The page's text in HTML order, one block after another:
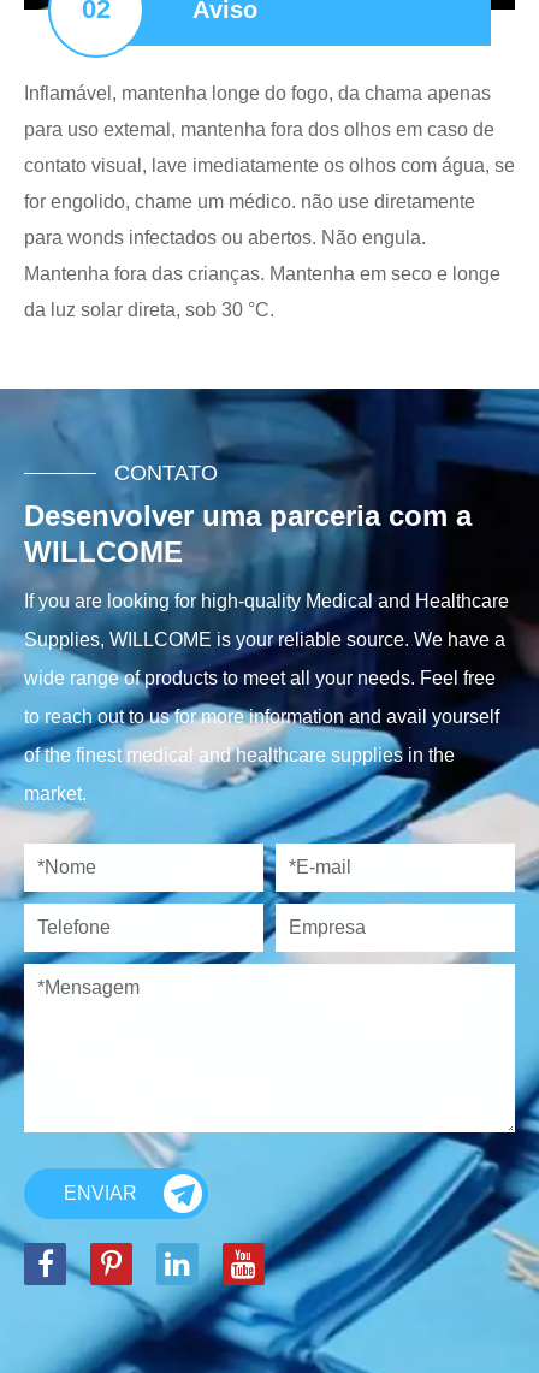
02 Aviso
Inflamável, mantenha longe do fogo, da chama apenas
para uso extemal, mantenha fora dos olhos em caso de
contato visual, lave imediatamente os olhos com água, se
for engolido, chame um médico. não use diretamente
para wonds infectados ou abertos. Não engula.
Mantenha fora das crianças. Mantenha em seco e longe
da luz solar direta, sob 30 °C.
CONTATO
Desenvolver uma parceria com a
WILLCOME
If you are looking for high-quality Medical and Healthcare
Supplies, WILLCOME is your reliable source. We have a
wide range of products to meet all your needs. Feel free
to reach out to us for more information and avail yourself
of the finest medical and healthcare supplies in the
market.
ENVIAR